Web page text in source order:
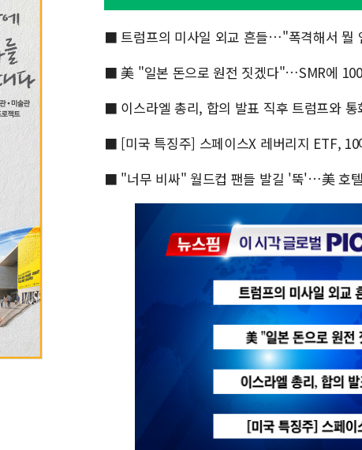
■ 트럼프의 미사일 외교 흔들…"폭격해서 뭘
■ 美 "일본 돈으로 원전 짓겠다"…SMR에
■ 이스라엘 총리, 합의 발표 직후 트럼프와
■ [미국 특징주] 스페이스X 레버리지 ETF, 10
■ "너무 비싸" 월드컵 팬들 발길 '뚝'…美 호텔